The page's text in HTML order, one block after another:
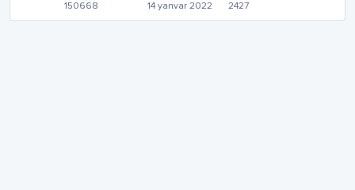
150668
14 yanvar 2022
2427